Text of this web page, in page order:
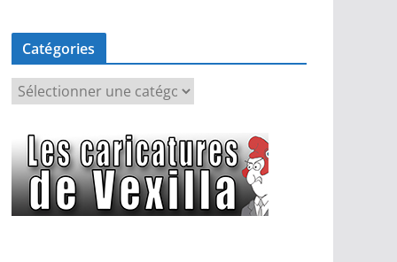
Catégories
é
g
o
r